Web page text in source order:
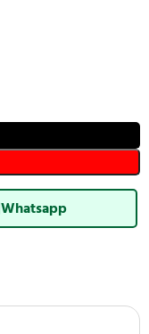
Whatsapp